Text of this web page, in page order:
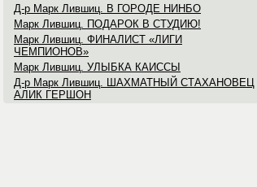
Д-р Марк Лившиц. В ГОРОДЕ НИНБО
Марк Лившиц. ПОДАРОК В СТУДИЮ!
Марк Лившиц. ФИНАЛИСТ «ЛИГИ
ЧЕМПИОНОВ»
Марк Лившиц. УЛЫБКА КАИССЫ
Д-р Марк Лившиц. ШАХМАТНЫЙ СТАХАНОВЕЦ
АЛИК ГЕРШОН